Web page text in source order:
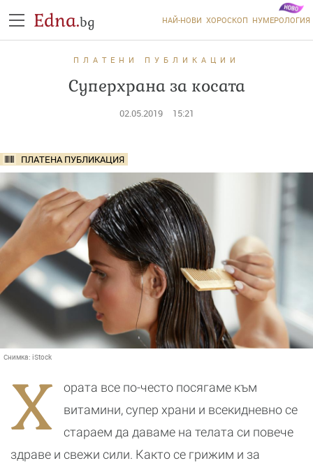
Edna.bg НАЙ-НОВИ ХОРОСКОП НУМЕРОЛОГИЯ
ПЛАТЕНИ ПУБЛИКАЦИИ
Суперхрана за косата
02.05.2019 15:21
ПЛАТЕНА ПУБЛИКАЦИЯ
Снимка: iStock
Х
ората все по-често посягаме към
витамини, супер храни и всекидневно се
стараем да даваме на телата си повече
здраве и свежи сили. Както се грижим и за